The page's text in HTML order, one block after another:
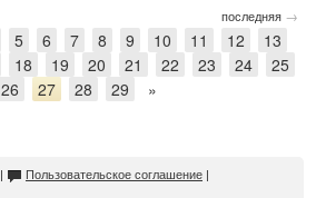
последняя →
5 6 7 8 9 10 11 12
13
18 19 20 21 22 23 24
25
26
27 28 29 »
| Пользовательское соглашение |